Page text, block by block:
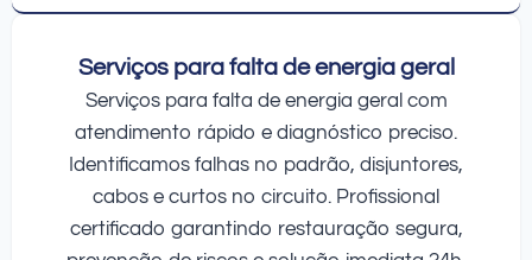
Serviços para falta de energia geral
Serviços para falta de energia geral com
atendimento rápido e diagnóstico preciso.
Identificamos falhas no padrão, disjuntores,
cabos e curtos no circuito. Profissional
certificado garantindo restauração segura,